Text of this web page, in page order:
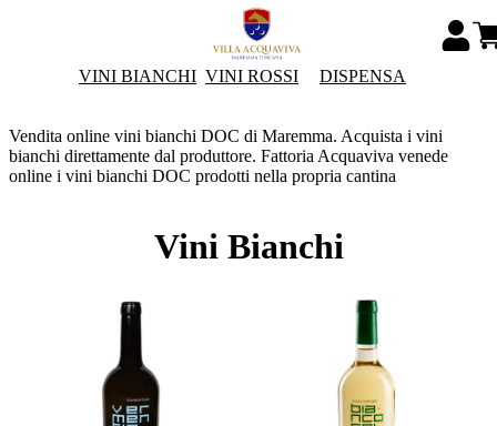
VINI BIANCHI VINI ROSSI DISPENSA
Vendita online vini bianchi DOC di Maremma. Acquista i vini
bianchi direttamente dal produttore. Fattoria Acquaviva venede
online i vini bianchi DOC prodotti nella propria cantina
Vini Bianchi